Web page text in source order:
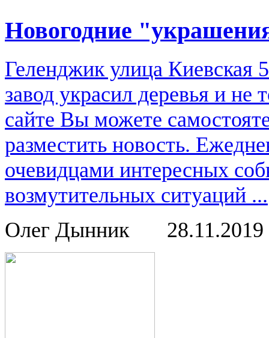
Новогодние
Геленджик улица
завод украсил деревья и
сайте Вы можете
разместить новость.
очевидцами интересных
возмутительных ситуаций ...
Олег Дынник
28.11.2019